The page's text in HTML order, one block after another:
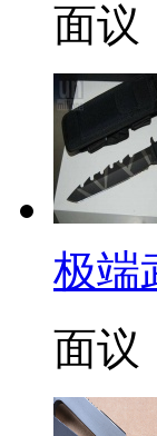
面议
极端
面议